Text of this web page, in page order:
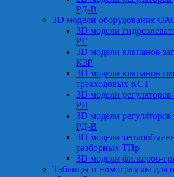
РД-В
3D модели оборудования
3D модели
РГ
3D модели клапанов
КЗР
3D модели клапанов
трехходовых КСТ
3D модели
РП
3D модели регуляторов
РД-В
3D модели
разборных ТПр
3D модели фильтров-
Таблицы и номограммы для